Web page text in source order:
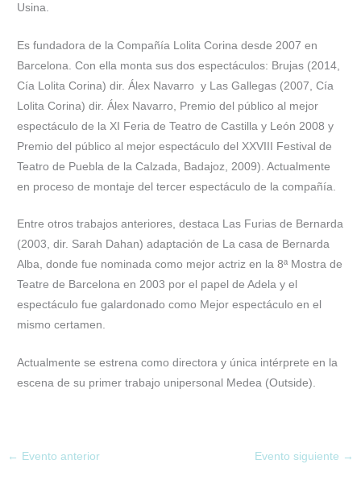
Usina.
Es fundadora de la Compañía Lolita Corina desde 2007 en
Barcelona. Con ella monta sus dos espectáculos: Brujas (2014,
Cía Lolita Corina) dir. Álex Navarro y Las Gallegas (2007, Cía
Lolita Corina) dir. Álex Navarro, Premio del público al mejor
espectáculo de la XI Feria de Teatro de Castilla y León 2008 y
Premio del público al mejor espectáculo del XXVIII Festival de
Teatro de Puebla de la Calzada, Badajoz, 2009). Actualmente
en proceso de montaje del tercer espectáculo de la compañía.
Entre otros trabajos anteriores, destaca Las Furias de Bernarda
(2003, dir. Sarah Dahan) adaptación de La casa de Bernarda
Alba, donde fue nominada como mejor actriz en la 8ª Mostra de
Teatre de Barcelona en 2003 por el papel de Adela y el
espectáculo fue galardonado como Mejor espectáculo en el
mismo certamen.
Actualmente se estrena como directora y única intérprete en la
escena de su primer trabajo unipersonal Medea (Outside).
← Evento anterior Evento siguiente →